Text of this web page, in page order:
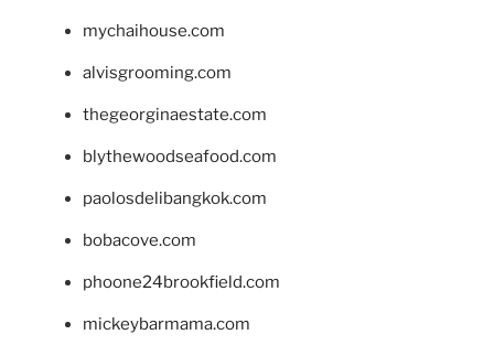
mychaihouse.com
alvisgrooming.com
thegeorginaestate.com
blythewoodseafood.com
paolosdelibangkok.com
bobacove.com
phoone24brookfield.com
mickeybarmama.com